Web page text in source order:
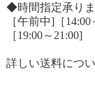
◆時間指定承り
［午前中]［
［19:00～21:00]
詳しい送料につ